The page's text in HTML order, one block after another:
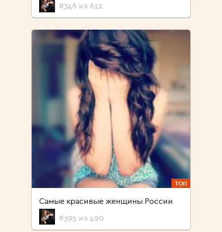
#346 из 612
ТОП
Самые красивые женщины России
#395 из 490